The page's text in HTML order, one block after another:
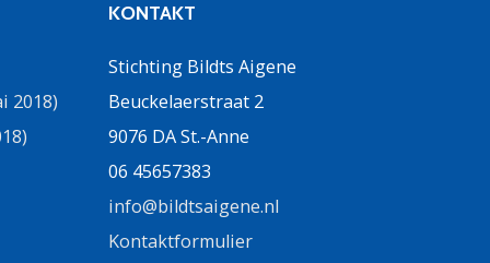
2018)
KONTAKT
Stichting Bildts Aigene
Beuckelaerstraat 2
9076 DA St.-Anne
06 45657383
info@bildtsaigene.nl
Kontaktformulier